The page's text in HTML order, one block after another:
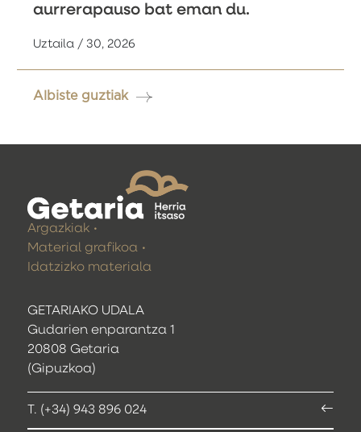
aurrerapauso bat eman du.
Uztaila / 30, 2026
Albiste guztiak
GETARIAKO UDALA
Gudarien enparantza 1
20808 Getaria
(Gipuzkoa)
T. (+34) 943 896 024
Argazkiak
Material grafikoa
Idatzizko materiala